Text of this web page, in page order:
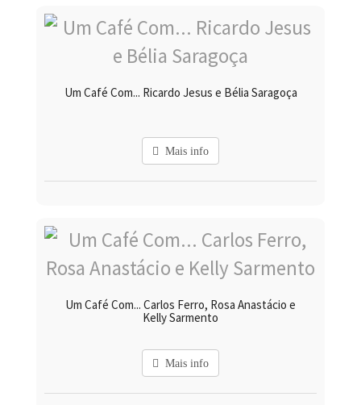
Um Café Com... Ricardo Jesus e Bélia Saragoça
Mais info
Um Café Com... Carlos Ferro, Rosa Anastácio e
Kelly Sarmento
Mais info